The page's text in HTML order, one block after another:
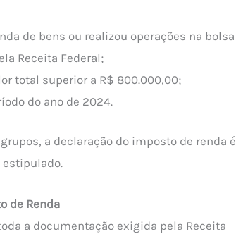
de bens ou realizou operações na bolsa
Receita Federal;
total superior a R$ 800.000,00;
do ano de 2024.
a declaração do imposto de renda é
estipulado.
de Renda
a documentação exigida pela Receita